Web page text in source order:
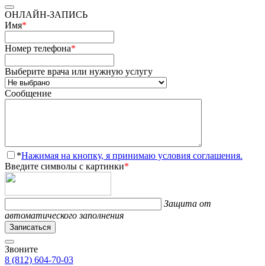
ОНЛАЙН-ЗАПИСЬ
Имя*
Номер телефона*
Выберите врача или нужную услугу
Сообщение
*Нажимая на кнопку, я принимаю условия соглашения.
Введите символы с картинки*
Защита от
автоматического заполнения
Записаться
Звоните
8 (812) 604-70-03